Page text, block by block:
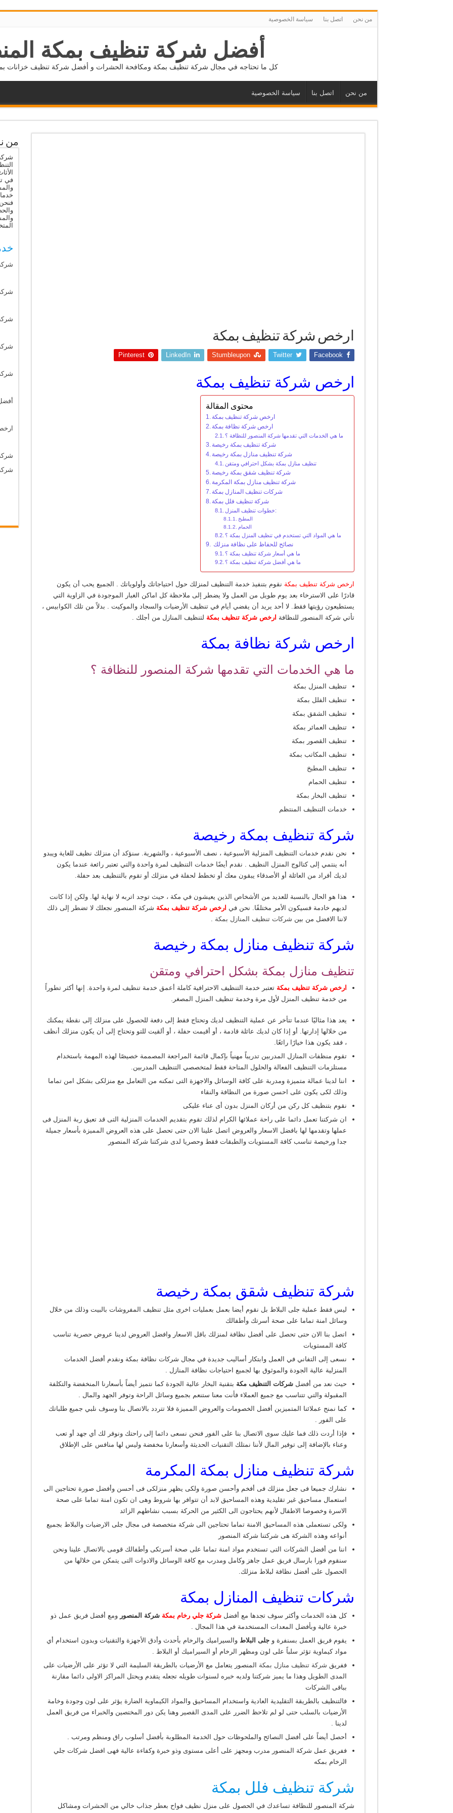
من نحن اتصل بنا سياسة الخصوصية
أفضل شركة تنظيف بمكة
كل ما تحتاجه في مجال شركة تنظيف بمكة ومكافحة الحشرات و أفضل شركة تنظيف خزانات بمكة
من نحن اتصل بنا سياسة الخصوصية
ارخص شركة تنظيف بمكة
Facebook
Twitter
Stumbleupon
LinkedIn
Pinterest
ارخص شركة تنظيف بمكة
محتوى المقالة
ارخص شركة تنظيف بمكة
ارخص شركة نظافة بمكة
ما هي الخدمات التي تقدمها شركة المنصور للنظافة ؟
شركة تنظيف بمكة رخيصة
شركة تنظيف منازل بمكة رخيصة
تنظيف منازل بمكة بشكل احترافي ومتقن
شركة تنظيف شقق بمكة رخيصة
شركة تنظيف منازل بمكة المكرمة
شركات تنظيف المنازل بمكة
شركة تنظيف فلل بمكة
خطوات تنظيف المنزل:
المطبخ
الحمام
ما هي المواد التي تستخدم في تنظيف المنزل بمكة ؟
نصائح للحفاظ على نظافة منزلك
ما هي أسعار شركة تنظيف بمكة ؟
ما هي أفضل شركة تنظيف بمكة ؟
ارخص شركة تنطيف بمكة نقوم بتنفيذ خدمة التنظيف لمنزلك حول احتياجاتك وأولوياتك . الجميع يحب أن يكون
قادرًا على الاسترخاء بعد يوم طويل من العمل ولا يضطر إلى ملاحظة كل اماكن الغبار الموجودة في الزاوية التي
يستطيعون رؤيتها فقط. لا أحد يريد أن يقضي أيام في تنظيف الأرضيات والسجاد والموكيت . بدلاً من تلك الكوابيس ،
تأتي شركة المنصور للنظافة ارخص شركة تنظيف بمكة لتنظيف المنازل من أجلك .
ارخص شركة نظافة بمكة
ما هي الخدمات التي تقدمها شركة المنصور للنظافة ؟
تنظيف المنزل بمكة
تنظيف الفلل بمكة
تنظيف الشقق بمكة
تنظيف العمائر بمكة
تنظيف القصور بمكة
تنظيف المكاتب بمكة
تنظيف المطبخ
تنظيف الحمام
تنظيف البخار بمكة
خدمات التنظيف المنتظم
شركة تنظيف بمكة رخيصة
نحن نقدم خدمات التنظيف المنزلية الأسبوعية ، نصف الأسبوعية ، والشهرية. سنؤكد أن منزلك نظيف للغاية ويبدو
أنه ينتمي إلى كتالوج المنزل النظيف . نقدم أيضًا خدمات التنظيف لمرة واحدة والتي تعتبر رائعة عندما يكون
لديك أفراد من العائلة أو الأصدقاء يبقون معك أو تخطط لحفلة في منزلك أو تقوم بالتنظيف بعد حفلة.
هذا هو الحال بالنسبة للعديد من الأشخاص الذين يعيشون في مكة ، حيث توجد اتربه لا نهاية لها. ولكن إذا كانت
لديهم خادمة فسيكون الأمر مختلفًا. نحن في ارخص شركة تنظيف بمكة شركة المنصور نجعلك لا تضطر إلى ذلك
لاننا الافضل من بين شركات تنظيف المنازل بمكة .
شركة تنظيف منازل بمكة رخيصة
تنظيف منازل بمكة بشكل احترافي ومتقن
ارخص شركة تنظيف بمكة تعتبر خدمة التنظيف الاحترافية كاملة أعمق خدمة تنظيف لمرة واحدة. إنها أكثر تطوراً
من خدمة تنظيف المنزل لأول مرة وخدمة تنظيف المنزل المصغر.
يعد هذا مثاليًا عندما تتأخر عن عملية التنظيف لديك وتحتاج فقط إلى دفعة للحصول على منزلك إلى نقطة يمكنك
من خلالها إدارتها. أو إذا كان لديك عائلة قادمة ، أو أقيمت حفلة ، أو ألقيت للتو وتحتاج إلى أن يكون منزلك أنظف
، فقد يكون هذا خيارًا رائعًا.
تقوم منظفات المنازل المدربين تدريباً مهنياً بإكمال قائمة المراجعة المصممة خصيصًا لهذه المهمة باستخدام
مستلزمات التنظيف الفعالة والحلول المتاحة فقط لمتخصصي التنظيف المدربين.
اننا لدينا عمالة متميزة ومدربة على كافة الوسائل والاجهزة التى تمكنه من التعامل مع منزلكى بشكل امن تماما
وذلك لكى يكون على احسن صورة من النظافة والنقاء
نقوم بتنظيف كل ركن من أركان المنزل بدون أى عناء عليكى
ان شركتنا تعمل دائما على راحة عملائها الكرام لذلك تقوم بتقديم الخدمات المنزلية التى قد تعيق ربة المنزل فى
عملها وتقدمها لها بافضل الاسعار والعروض اتصل علينا الان حتى تحصل على هذه العروض المميزة بأسعار جميلة
جدا ورخيصة تناسب كافة المستويات والطبقات فقط وحصريا لدى شركتنا شركة المنصور
شركة تنظيف شقق بمكة رخيصة
ليس فقط عملية جلى البلاط بل نقوم أيضا بعمل بعمليات اخرى مثل تنظيف المفروشات بالبيت وذلك من خلال
وسائل امنة تماما على صحة أسرتك وأطفالك
اتصل بنا الان حتى تحصل على أفضل نظافة لمنزلك باقل الاسعار وافضل العروض لدينا عروض حصرية تناسب
كافة المستويات
نسعى إلى التفاني في العمل وابتكار أساليب جديدة في مجال شركات نظافة بمكة ونقدم أفضل الخدمات
المنزلية عالية الجودة والموثوق بها لجميع احتياجات نظافة المنازل .
حيث نعد من أفضلشركات التنظيف مكة بتقنية البخار عالية الجودة كما نتميز أيضاً بأسعارنا المنخفضة والتكلفة
المقبولة والتي تتناسب مع جميع العملاء فأنت معنا ستنعم بجميع وسائل الراحة وتوفر الجهد والمال .
كما نمنح عملائنا المتميزين أفضل الخصومات والعروض المميزة فلا تتردد بالاتصال بنا وسوف نلبي جميع طلباتك
على الفور .
فإذا أردت ذلك فما عليك سوى الاتصال بنا على الفور فنحن نسعى دائما إلى راحتك ونوفر لك أي جهد أو تعب
وعناء بالإضافة إلى توفير المال لأننا نمتلك التقنيات الحديثة وأسعارنا مخفضة وليس لها منافس على الإطلاق
شركة تنظيف منازل بمكة المكرمة
نشارك جميعا فى جعل منزلك فى أفخم وأحسن صورة ولكى يظهر منزلكى فى أحسن وأفضل صورة تحتاجين الى
استعمال مساحيق غير تقليدية وهذه المساحيق لابد أن تتوافر بها شروط وهى ان تكون امنة تماما على صحة
الاسرة وخصوصا الاطفال لأنهم يحتاجون الى الكثير من الحركة بسبب نشاطهم الزائد
ولكى تستعملى هذه المساحيق الامنة تماما تحتاجين الى شركة متخصصة فى مجال جلى الارضيات والبلاط بجميع
أنواعه وهذه الشركة هى شركتنا شركة المنصور
اننا من أفضل الشركات التى تستخدم مواد امنة تماما على صحة أسرتكى وأطفالك قومى بالاتصال علينا ونحن
سنقوم فورا بارسال فريق عمل جاهز وكامل ومدرب مع كافة الوسائل والادوات التى يتمكن من خلالها من
الحصول على أفضل نظافة لبلاط منزلك.
شركات تنظيف المنازل بمكة
كل هذه الخدمات وأكثر سوف تجدها مع أفضلشركة جلي رخام بمكة شركة المنصور ومع أفضل فريق عمل ذو
خبرة عالية وبأفضل المعدات المستخدمة في هذا المجال .
يقوم فريق العمل بسنفرة وجلى البلاط والسيراميك والرخام بأحدث وأدق الأجهزة والتقنيات وبدون استخدام أي
مواد كيماوية تؤثر سلباً على لون ومظهر الرخام أو السيراميك أو البلاط .
ففريق شركة تنظيف منازل بمكة المنصور يتعامل مع الأرضيات بالطريقة السليمة التي لا تؤثر على الأرضيات على
المدى الطويل وهذا ما يميز شركتنا ولديه خبره لسنوات طويله تجعله يتقدم ويحتل المراكز الاولى دائما مقارنة
بباقى الشركات
فالتنظيف بالطريقة التقليدية العادية واستخدام المساحيق والمواد الكيماوية الضارة يؤثر على لون وجودة وخامة
الأرضيات بالسلب حتى لو لم تلاحظ الضرر على المدى القصير وهنا يكن دور المختصين والخبراء من فريق العمل
لدينا .
أحصل أيضاً على أفضل النصائح والملحوظات حول الخدمة المطلوبة بأفضل أسلوب راق ومنظم ومرتب .
ففريق عمل شركة المنصور مدرب ومجهز على أعلى مستوى وذو خبرة وكفاءة عالية فهى افضل شركات جلي
الرخام بمكه
شركة تنظيف فلل بمكة
شركة المنصور للنظافة تساعدك في الحصول على منزل نظيف فواح بعطر جذاب خالي من الحشرات ومشاكل
من
في